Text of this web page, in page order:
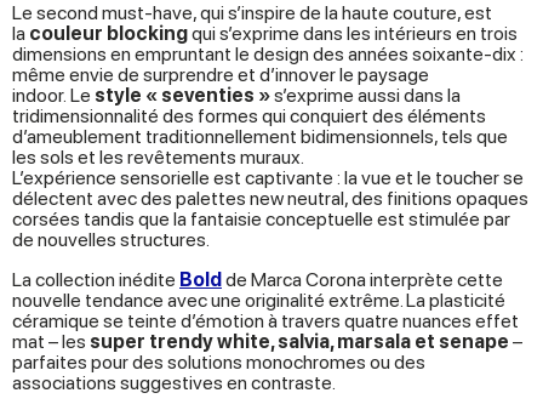
Le second must-have, qui s’inspire de la haute couture, est
la couleur blockingqui s’exprime dans les intérieurs en trois
dimensions en empruntant le design des années soixante-dix :
même envie de surprendre et d’innover le paysage
indoor. Le style « seventies »s’exprime aussi dans la
tridimensionnalité des formes qui conquiert des éléments
d’ameublement traditionnellement bidimensionnels, tels que
les sols et les revêtements muraux.
L’expérience sensorielle est captivante : la vue et le toucher se
délectent avec des palettes new neutral, des finitions opaques
corsées tandis que la fantaisie conceptuelle est stimulée par
de nouvelles structures.
La collection inédite Boldde Marca Corona interprète cette
nouvelle tendance avec une originalité extrême. La plasticité
céramique se teinte d’émotion à travers quatre nuances effet
mat – les super trendy white, salvia, marsala et senape –
parfaites pour des solutions monochromes ou des
associations suggestives en contraste.